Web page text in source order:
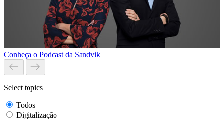
Conheça o Podcast da Sandvik
Select topics
Todos
Digitalização